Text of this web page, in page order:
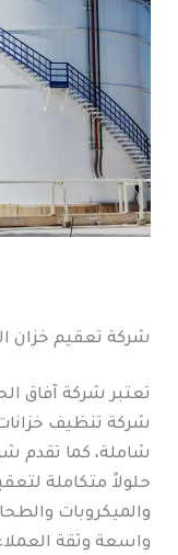
شركة تعقيم خزان
تعتبر شركة آفاق
شركة تنظيف
شاملة، كما تقدم
حلولاً متكاملة
والميكروبات
واسعة وثقة